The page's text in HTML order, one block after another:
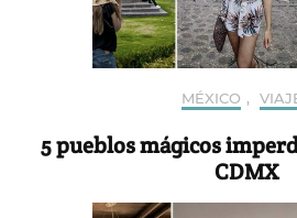
MÉXICO ,
5 pueblos mágicos
CDMX